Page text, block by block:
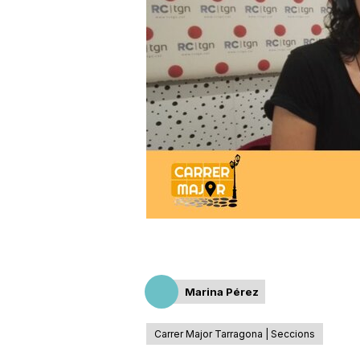
a
r
r
o
n
Marina Pérez
Carrer Major Tarragona | Seccions